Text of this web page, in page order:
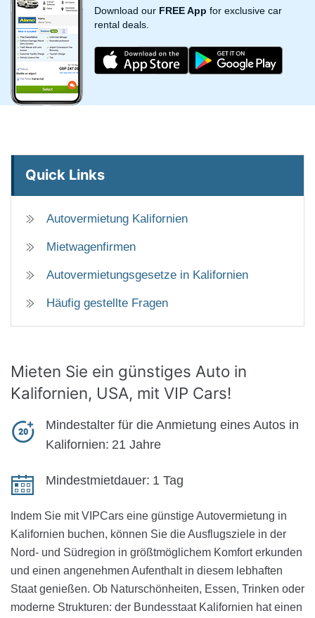
Download our FREE App for exclusive car
rental deals.
Quick Links
Autovermietung Kalifornien
Mietwagenfirmen
Autovermietungsgesetze in Kalifornien
Häufig gestellte Fragen
Mieten Sie ein günstiges Auto in
Kalifornien, USA, mit VIP Cars!
Mindestalter für die Anmietung eines Autos in
Kalifornien: 21 Jahre
Mindestmietdauer: 1 Tag
Indem Sie mit VIPCars eine günstige Autovermietung in
Kalifornien buchen, können Sie die Ausflugsziele in der
Nord- und Südregion in größtmöglichem Komfort erkunden
und einen angenehmen Aufenthalt in diesem lebhaften
Staat genießen. Ob Naturschönheiten, Essen, Trinken oder
moderne Strukturen: der Bundesstaat Kalifornien hat einen